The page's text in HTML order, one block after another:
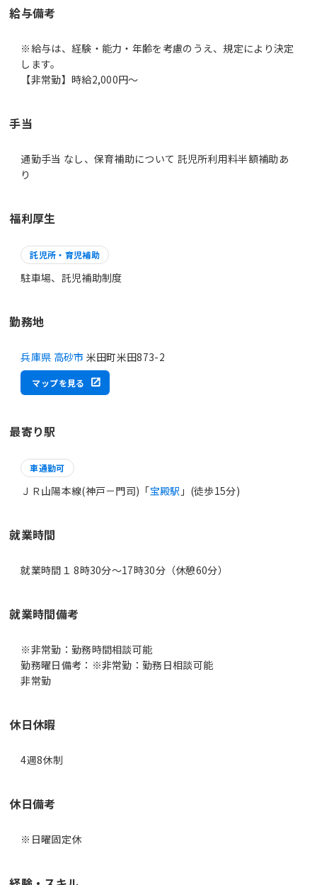
給与備考
※給与は、経験・能力・年齢を考慮のうえ、規定により決定
します。
【非常勤】時給2,000円～
手当
通勤手当 なし、保育補助について 託児所利用料半額補助あ
り
福利厚生
託児所・育児補助
駐車場、託児補助制度
勤務地
兵庫県 高砂市 米田町米田873-2
マップを見る
最寄り駅
車通勤可
ＪＲ山陽本線(神戸－門司)「宝殿駅 」(徒歩15分)
就業時間
就業時間１ 8時30分〜17時30分（休憩60分）
就業時間備考
※非常勤：勤務時間相談可能
勤務曜日備考：※非常勤：勤務日相談可能
非常勤
休日休暇
4週8休制
休日備考
※日曜固定休